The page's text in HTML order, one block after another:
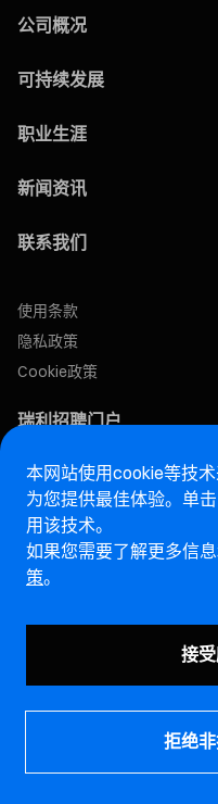
公司概况
可持续发展
职业生涯
新闻资讯
联系我们
使用条款
隐私政策
Cookie政策
瑞利招聘门户
售后网站
马瑞利诚信热线网站
漏洞报告页面 (ENG)
本网站使用cookie等技
为您提供最佳体验。单
用该技术。
如果您需要了解更多信
策。
接
拒绝